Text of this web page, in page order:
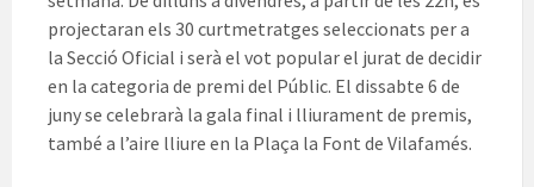
projectaran els 30 curtmetratges seleccionats per a
la Secció Oficial i serà el vot popular el jurat de decidir
en la categoria de premi del Públic. El dissabte 6 de
juny se celebrarà la gala final i lliurament de premis,
també a l’aire lliure en la Plaça la Font de Vilafamés.